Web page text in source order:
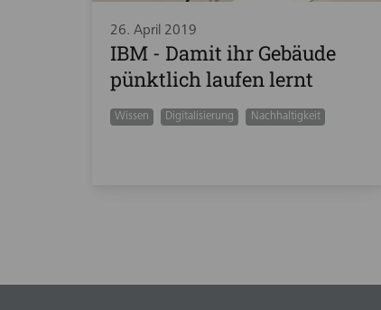
26. April 2019
IBM - Damit ihr Gebäude
pünktlich laufen lernt
Wissen Digitalisierung Nachhaltigkeit